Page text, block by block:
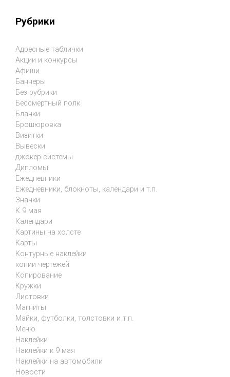
Рубрики
Адресные таблички
Акции и конкурсы
Афиши
Баннеры
Без рубрики
Бессмертный полк
Бланки
Брошюровка
Визитки
Вывески
джокер-системы
Дипломы
Ежедневники
Ежедневники, блокноты, календари и т.п.
Значки
К 9 мая
Календари
Картины на холсте
Карты
Контурные наклейки
копии чертежей
Копирование
Кружки
Листовки
Магниты
Майки, футболки, толстовки и т.п.
Меню
Наклейки
Наклейки к 9 мая
Наклейки на автомобили
Новости